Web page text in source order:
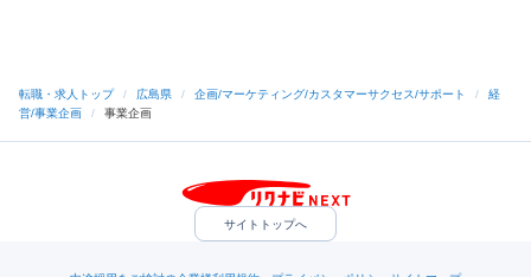
転職・求人トップ / 広島県 / 企画/マーケティング/カスタマーサクセス/サポート /
経
営/事業企画
/ 事業企画
サイトトップへ